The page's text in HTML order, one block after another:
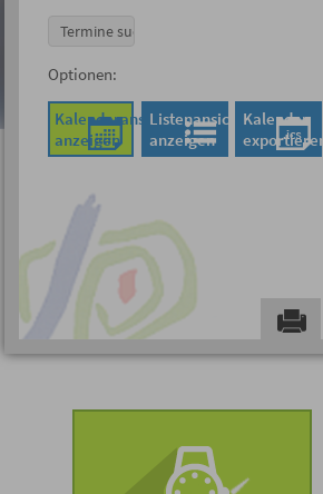
Optionen:
Kalenderansicht
anzeigen
Listenansicht
anzeigen
Kalender
exportieren